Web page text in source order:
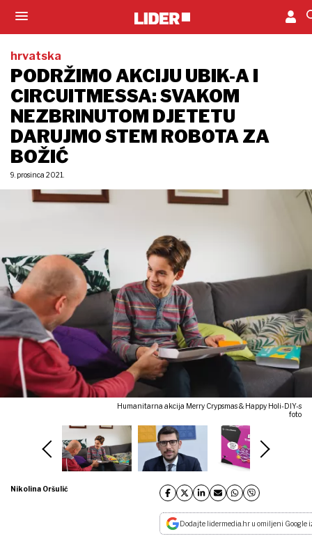
hrvatska
PODRŽIMO AKCIJU UBIK-A I
CIRCUITMESSA: SVAKOM
NEZBRINUTOM DJETETU
DARUJMO STEM ROBOTA ZA
BOŽIĆ
9. prosinca 2021.
Humanitarna akcija Merry Crypsmas & Happy Holi-DIY-s
foto
Nikolina Oršulić
Dodajte lidermedia.hr u omiljeni Google